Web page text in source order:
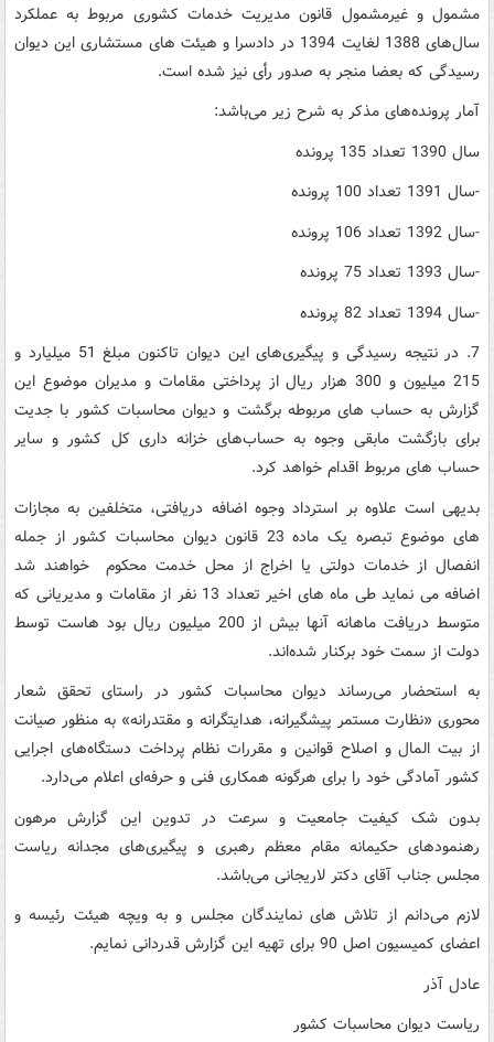
مشمول و غیرمشمول قانون مدیریت خدمات کشوری مربوط به عملکرد
سال‌های 1388 لغایت 1394 در دادسرا و هیئت های مستشاری این دیوان
رسیدگی که بعضا منجر به صدور رأی نیز شده است.
آمار پرونده‌های مذکر به شرح زیر می‌باشد:
سال 1390 تعداد 135 پرونده
-سال 1391 تعداد 100 پرونده
-سال 1392 تعداد 106 پرونده
-سال 1393 تعداد 75 پرونده
-سال 1394 تعداد 82 پرونده
7. در نتیجه رسیدگی و پیگیری‌های این دیوان تاکنون مبلغ 51 میلیارد و
215 میلیون و 300 هزار ریال از پرداختی مقامات و مدیران موضوع این
گزارش به حساب های مربوطه برگشت و دیوان محاسبات کشور با جدیت
برای بازگشت مابقی وجوه به حساب‌های خزانه داری کل کشور و سایر
حساب های مربوط اقدام خواهد کرد.
بدیهی است علاوه بر استرداد وجوه اضافه دریافتی، متخلفین به مجازات
های موضوع تبصره یک ماده 23 قانون دیوان محاسبات کشور از جمله
انفصال از خدمات دولتی یا اخراج از محل خدمت محکوم خواهند شد
اضافه می نماید طی ماه های اخیر تعداد 13 نفر از مقامات و مدیریانی که
متوسط دریافت ماهانه آنها بیش از 200 میلیون ریال بود هاست توسط
دولت از سمت خود برکنار شده‌اند.
به استحضار می‌رساند دیوان محاسبات کشور در راستای تحقق شعار
محوری «نظارت مستمر پیشگیرانه، هدایتگرانه و مقتدرانه» به منظور صیانت
از بیت المال و اصلاح قوانین و مقررات نظام پرداخت دستگاه‌های اجرایی
کشور آمادگی خود را برای هرگونه همکاری فنی و حرفه‌ای اعلام می‌دارد.
بدون شک کیفیت جامعیت و سرعت در تدوین این گزارش مرهون
رهنمودهای حکیمانه مقام معظم رهبری و پیگیری‌های مجدانه ریاست
مجلس جناب آقای دکتر لاریجانی می‌باشد.
لازم می‌دانم از تلاش های نمایندگان مجلس و به ویچه هیئت رئیسه و
اعضای کمیسیون اصل 90 برای تهیه این گزارش قدردانی نمایم.
عادل آذر
ریاست دیوان محاسبات کشور